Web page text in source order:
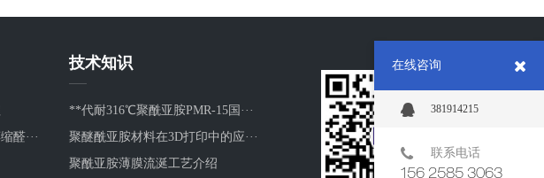
醛···
技术知识
**代耐316℃聚酰亚胺PMR-15国···
聚醚酰亚胺材料在3D打印中的应···
聚酰亚胺薄膜流涎工艺介绍
在线咨询
381914215
联系电话